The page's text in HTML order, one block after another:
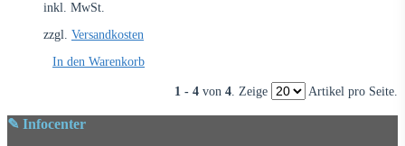
inkl. MwSt.
zzgl. Versandkosten
In den Warenkorb
1 - 4 von 4. Zeige Artikel pro Seite.
✎ Infocenter